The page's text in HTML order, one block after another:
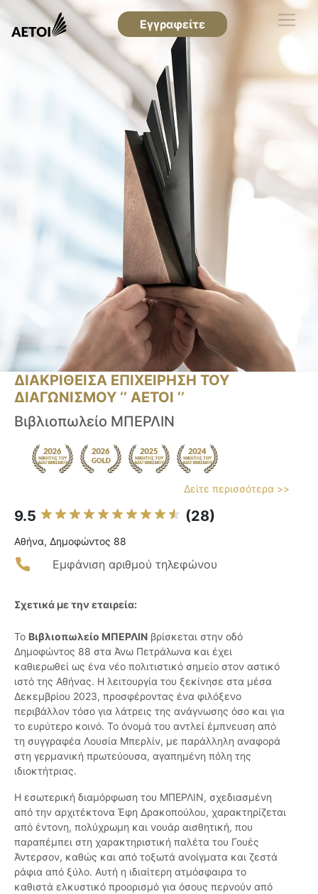
Εγγραφείτε
ΔΙΑΚΡΙΘΕΙΣΑ ΕΠΙΧΕΙΡΗΣΗ ΤΟΥ
ΔΙΑΓΩΝΙΣΜΟΥ ‘’ ΑΕΤΟΙ ‘’
Βιβλιοπωλείο ΜΠΕΡΛΙΝ
Δείτε περισσότερα >>
9.5 (28)
Αθήνα, Δημοφώντος 88
Εμφάνιση αριθμού τηλεφώνου
Σχετικά με την εταιρεία:
Το Βιβλιοπωλείο ΜΠΕΡΛΙΝ βρίσκεται στην οδό
Δημοφώντος 88 στα Άνω Πετράλωνα και έχει
καθιερωθεί ως ένα νέο πολιτιστικό σημείο στον αστικό
ιστό της Αθήνας. Η λειτουργία του ξεκίνησε στα μέσα
Δεκεμβρίου 2023, προσφέροντας ένα φιλόξενο
περιβάλλον τόσο για λάτρεις της ανάγνωσης όσο και για
το ευρύτερο κοινό. Το όνομά του αντλεί έμπνευση από
τη συγγραφέα Λουσία Μπερλίν, με παράλληλη αναφορά
στη γερμανική πρωτεύουσα, αγαπημένη πόλη της
ιδιοκτήτριας.
Η εσωτερική διαμόρφωση του ΜΠΕΡΛΙΝ, σχεδιασμένη
από την αρχιτέκτονα Έφη Δρακοπούλου, χαρακτηρίζεται
από έντονη, πολύχρωμη και νουάρ αισθητική, που
παραπέμπει στη χαρακτηριστική παλέτα του Γουές
Άντερσον, καθώς και από τοξωτά ανοίγματα και ζεστά
ράφια από ξύλο. Αυτή η ιδιαίτερη ατμόσφαιρα το
καθιστά ελκυστικό προορισμό για όσους περνούν από